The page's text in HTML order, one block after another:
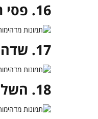
16. פסי רכבת מכוסים בשלג
17. שדה כרוב מכוסה בשלג
18. השלג נמס בכל מקום פרט לאזורים המוצלים שמתחת לעצים